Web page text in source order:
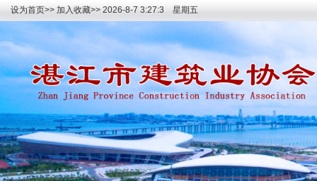
设为首页>> 加入收藏>> 2026-8-7 3:27:4 星期五